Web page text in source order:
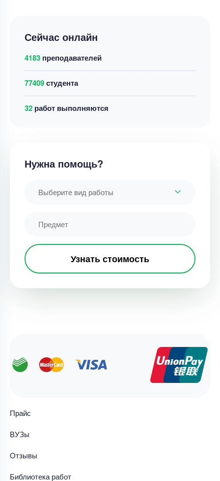
Сейчас онлайн
4183 преподавателей
77409студента
39 работ выполняются
Нужна помощь?
Выберите вид работы
Узнать стоимость
Прайс
ВУЗы
Отзывы
Библиотека работ